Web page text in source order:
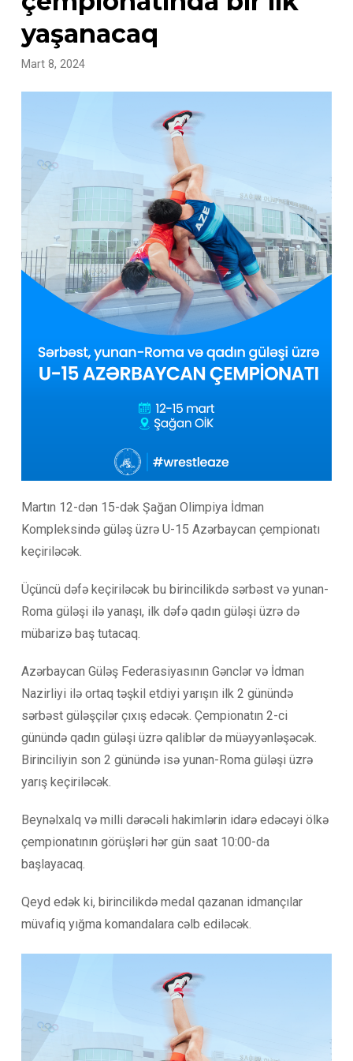
yaşanacaq
Mart 8, 2024
Martın 12-dən 15-dək Şağan Olimpiya İdman
Kompleksində güləş üzrə U-15 Azərbaycan çempionatı
keçiriləcək.
Üçüncü dəfə keçiriləcək bu birincilikdə sərbəst və yunan-
Roma güləşi ilə yanaşı, ilk dəfə qadın güləşi üzrə də
mübarizə baş tutacaq.
Azərbaycan Güləş Federasiyasının Gənclər və İdman
Nazirliyi ilə ortaq təşkil etdiyi yarışın ilk 2 günündə
sərbəst güləşçilər çıxış edəcək. Çempionatın 2-ci
günündə qadın güləşi üzrə qaliblər də müəyyənləşəcək.
Birinciliyin son 2 günündə isə yunan-Roma güləşi üzrə
yarış keçiriləcək.
Beynəlxalq və milli dərəcəli hakimlərin idarə edəcəyi ölkə
çempionatının görüşləri hər gün saat 10:00-da
başlayacaq.
Qeyd edək ki, birincilikdə medal qazanan idmançılar
müvafiq yığma komandalara cəlb ediləcək.